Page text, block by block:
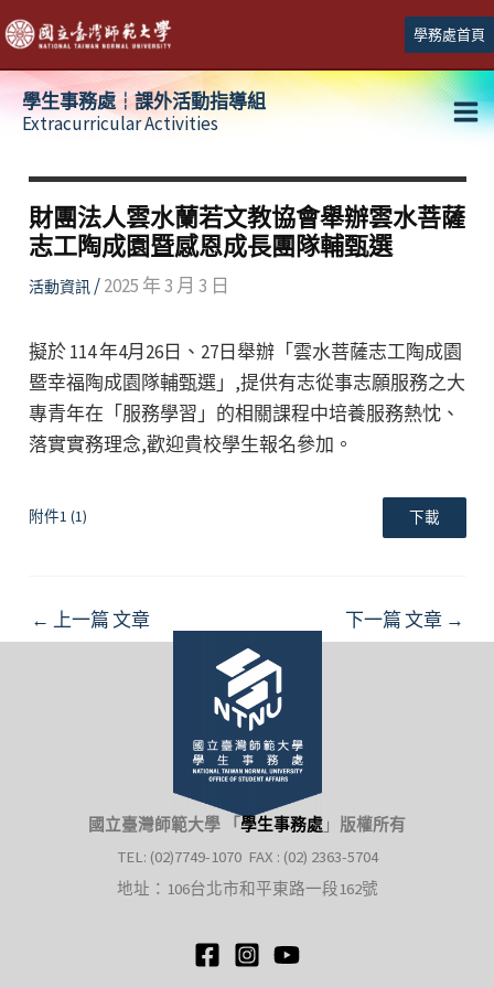
跳
至
主
學務處首頁
學生事務處┆課外活動指導組
Extracurricular Activities
財團法人雲水蘭若文教協會舉辦雲水菩薩
志工陶成園暨感恩成長團隊輔甄選
活動資訊/2025 年 3 月 3 日
擬於 114 年4月26日、27日舉辦「雲水菩薩志工陶成園
暨幸福陶成園隊輔甄選」,提供有志從事志願服務之大
專青年在「服務學習」的相關課程中培養服務熱忱、
落實實務理念,歡迎貴校學生報名參加。
附件1 (1) 下載
Post
navigation
← 上一篇 文章 下一篇 文章 →
國立臺灣師範大學 「 學生事務處 」 版權所有
TEL: (02)7749-1070 FAX : (02) 2363-5704
地址：106台北市和平東路一段162號